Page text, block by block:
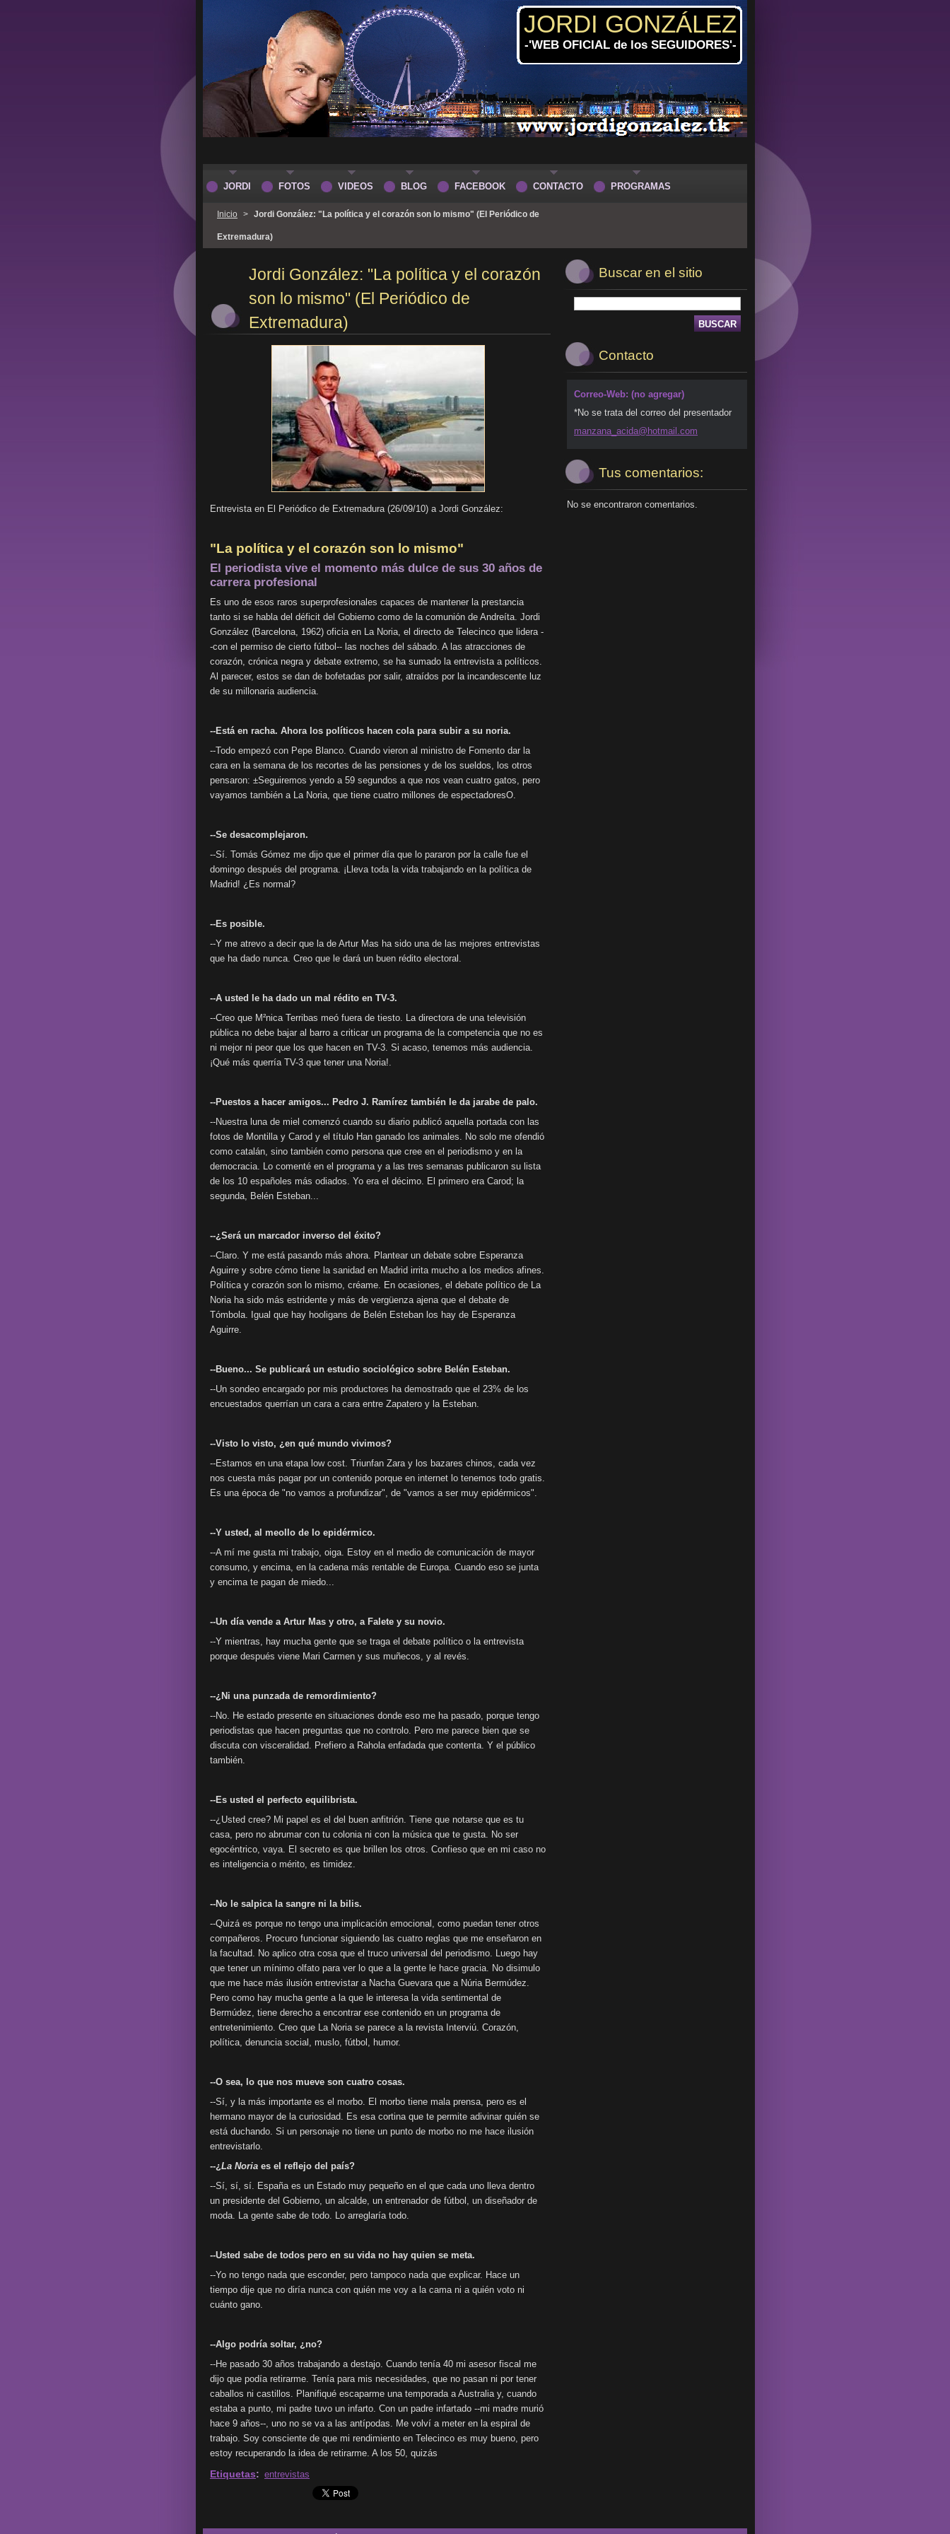
JORDI GONZÁLEZ
-'WEB OFICIAL de los SEGUIDORES'-
Inicio > Jordi González: "La política y el corazón son lo mismo" (El Periódico de
Extremadura)
Jordi González: "La política y el corazón
son lo mismo" (El Periódico de
Extremadura)
Entrevista en El Periódico de Extremadura (26/09/10) a Jordi González:
"La política y el corazón son lo mismo"
El periodista vive el momento más dulce de sus 30 años de
carrera profesional
Es uno de esos raros superprofesionales capaces de mantener la prestancia
tanto si se habla del déficit del Gobierno como de la comunión de Andreíta. Jordi
González (Barcelona, 1962) oficia en La Noria, el directo de Telecinco que lidera -
-con el permiso de cierto fútbol-- las noches del sábado. A las atracciones de
corazón, crónica negra y debate extremo, se ha sumado la entrevista a políticos.
Al parecer, estos se dan de bofetadas por salir, atraídos por la incandescente luz
de su millonaria audiencia.
--Está en racha. Ahora los políticos hacen cola para subir a su noria.
--Todo empezó con Pepe Blanco. Cuando vieron al ministro de Fomento dar la
cara en la semana de los recortes de las pensiones y de los sueldos, los otros
pensaron: ±Seguiremos yendo a 59 segundos a que nos vean cuatro gatos, pero
vayamos también a La Noria, que tiene cuatro millones de espectadoresO.
--Se desacomplejaron.
--Sí. Tomás Gómez me dijo que el primer día que lo pararon por la calle fue el
domingo después del programa. ¡Lleva toda la vida trabajando en la política de
Madrid! ¿Es normal?
--Es posible.
--Y me atrevo a decir que la de Artur Mas ha sido una de las mejores entrevistas
que ha dado nunca. Creo que le dará un buen rédito electoral.
--A usted le ha dado un mal rédito en TV-3.
--Creo que M²nica Terribas meó fuera de tiesto. La directora de una televisión
pública no debe bajar al barro a criticar un programa de la competencia que no es
ni mejor ni peor que los que hacen en TV-3. Si acaso, tenemos más audiencia.
¡Qué más querría TV-3 que tener una Noria!.
--Puestos a hacer amigos... Pedro J. Ramírez también le da jarabe de palo.
--Nuestra luna de miel comenzó cuando su diario publicó aquella portada con las
fotos de Montilla y Carod y el título Han ganado los animales. No solo me ofendió
como catalán, sino también como persona que cree en el periodismo y en la
democracia. Lo comenté en el programa y a las tres semanas publicaron su lista
de los 10 españoles más odiados. Yo era el décimo. El primero era Carod; la
segunda, Belén Esteban...
--¿Será un marcador inverso del éxito?
--Claro. Y me está pasando más ahora. Plantear un debate sobre Esperanza
Aguirre y sobre cómo tiene la sanidad en Madrid irrita mucho a los medios afines.
Política y corazón son lo mismo, créame. En ocasiones, el debate político de La
Noria ha sido más estridente y más de vergüenza ajena que el debate de
Tómbola. Igual que hay hooligans de Belén Esteban los hay de Esperanza
Aguirre.
--Bueno... Se publicará un estudio sociológico sobre Belén Esteban.
--Un sondeo encargado por mis productores ha demostrado que el 23% de los
encuestados querrían un cara a cara entre Zapatero y la Esteban.
--Visto lo visto, ¿en qué mundo vivimos?
--Estamos en una etapa low cost. Triunfan Zara y los bazares chinos, cada vez
nos cuesta más pagar por un contenido porque en internet lo tenemos todo gratis.
Es una época de "no vamos a profundizar", de "vamos a ser muy epidérmicos".
--Y usted, al meollo de lo epidérmico.
--A mí me gusta mi trabajo, oiga. Estoy en el medio de comunicación de mayor
consumo, y encima, en la cadena más rentable de Europa. Cuando eso se junta
y encima te pagan de miedo...
--Un día vende a Artur Mas y otro, a Falete y su novio.
--Y mientras, hay mucha gente que se traga el debate político o la entrevista
porque después viene Mari Carmen y sus muñecos, y al revés.
--¿Ni una punzada de remordimiento?
--No. He estado presente en situaciones donde eso me ha pasado, porque tengo
periodistas que hacen preguntas que no controlo. Pero me parece bien que se
discuta con visceralidad. Prefiero a Rahola enfadada que contenta. Y el público
también.
--Es usted el perfecto equilibrista.
--¿Usted cree? Mi papel es el del buen anfitrión. Tiene que notarse que es tu
casa, pero no abrumar con tu colonia ni con la música que te gusta. No ser
egocéntrico, vaya. El secreto es que brillen los otros. Confieso que en mi caso no
es inteligencia o mérito, es timidez.
--No le salpica la sangre ni la bilis.
--Quizá es porque no tengo una implicación emocional, como puedan tener otros
compañeros. Procuro funcionar siguiendo las cuatro reglas que me enseñaron en
la facultad. No aplico otra cosa que el truco universal del periodismo. Luego hay
que tener un mínimo olfato para ver lo que a la gente le hace gracia. No disimulo
que me hace más ilusión entrevistar a Nacha Guevara que a Núria Bermúdez.
Pero como hay mucha gente a la que le interesa la vida sentimental de
Bermúdez, tiene derecho a encontrar ese contenido en un programa de
entretenimiento. Creo que La Noria se parece a la revista Interviú. Corazón,
política, denuncia social, muslo, fútbol, humor.
--O sea, lo que nos mueve son cuatro cosas.
--Sí, y la más importante es el morbo. El morbo tiene mala prensa, pero es el
hermano mayor de la curiosidad. Es esa cortina que te permite adivinar quién se
está duchando. Si un personaje no tiene un punto de morbo no me hace ilusión
entrevistarlo.
--¿La Noria es el reflejo del país?
--Sí, sí, sí. España es un Estado muy pequeño en el que cada uno lleva dentro
un presidente del Gobierno, un alcalde, un entrenador de fútbol, un diseñador de
moda. La gente sabe de todo. Lo arreglaría todo.
--Usted sabe de todos pero en su vida no hay quien se meta.
--Yo no tengo nada que esconder, pero tampoco nada que explicar. Hace un
tiempo dije que no diría nunca con quién me voy a la cama ni a quién voto ni
cuánto gano.
--Algo podría soltar, ¿no?
--He pasado 30 años trabajando a destajo. Cuando tenía 40 mi asesor fiscal me
dijo que podía retirarme. Tenía para mis necesidades, que no pasan ni por tener
caballos ni castillos. Planifiqué escaparme una temporada a Australia y, cuando
estaba a punto, mi padre tuvo un infarto. Con un padre infartado --mi madre murió
hace 9 años--, uno no se va a las antípodas. Me volví a meter en la espiral de
trabajo. Soy consciente de que mi rendimiento en Telecinco es muy bueno, pero
estoy recuperando la idea de retirarme. A los 50, quizás
Etiquetas: entrevistas
Buscar en el sitio
Contacto
Correo-Web: (no agregar)
*No se trata del correo del presentador
manzana_ acida@hotmail.com
Tus comentarios:
No se encontraron comentarios.
JORDI FOTOS VIDEOS BLOG FACEBOOK CONTACTO PROGRAMAS